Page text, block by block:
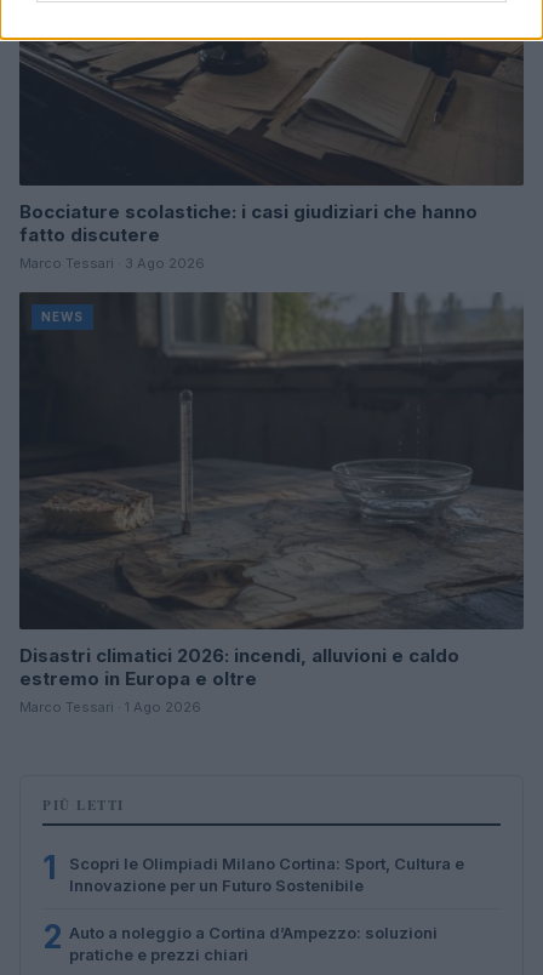
Bocciature scolastiche: i casi giudiziari che hanno
fatto discutere
Marco Tessari · 3 Ago 2026
NEWS
Disastri climatici 2026: incendi, alluvioni e caldo
estremo in Europa e oltre
Marco Tessari · 1 Ago 2026
PIÙ LETTI
1
Scopri le Olimpiadi Milano Cortina: Sport, Cultura e
Innovazione per un Futuro Sostenibile
2 Auto a noleggio a Cortina d’Ampezzo: soluzioni
pratiche e prezzi chiari